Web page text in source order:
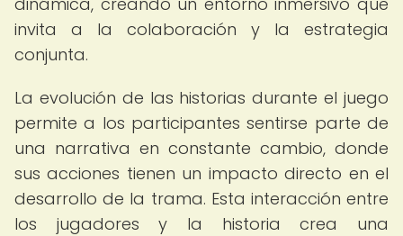
invita a la colaboración y la estrategia
conjunta.
La evolución de las historias durante el juego
permite a los participantes sentirse parte de
una narrativa en constante cambio, donde
sus acciones tienen un impacto directo en el
desarrollo de la trama. Esta interacción entre
los jugadores y la historia crea una